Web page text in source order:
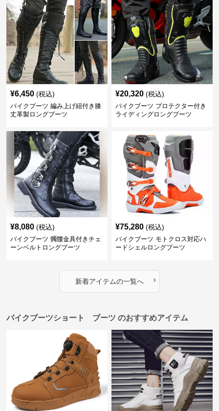
¥6,450 (税込)
バイクブーツ 編み上げ紐付き膝
丈革製ロングブーツ
¥20,320 (税込)
バイクブーツ プロテクター付き
ライディングロングブーツ
¥8,080 (税込)
バイクブーツ 髑髏金具付きチェ
ーンベルトロングブーツ
¥75,280 (税込)
バイクブーツ モトクロス対応ハ
ードシェルロングブーツ
新着アイテムの一覧へ ›
バイクブーツショート ブーツ のおすすめアイテム